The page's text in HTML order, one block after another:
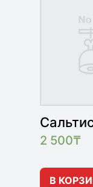
2 500₸
В